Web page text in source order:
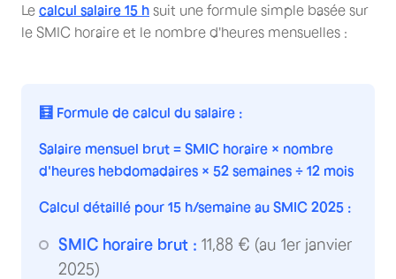
Le calcul salaire 15 h suit une formule simple basée sur
le SMIC horaire et le nombre d'heures mensuelles :
🧮 Formule de calcul du salaire :
Salaire mensuel brut = SMIC horaire × nombre
d'heures hebdomadaires × 52 semaines ÷ 12 mois
Calcul détaillé pour 15 h/semaine au SMIC 2025 :
SMIC horaire brut : 11,88 € (au 1er janvier
2025)